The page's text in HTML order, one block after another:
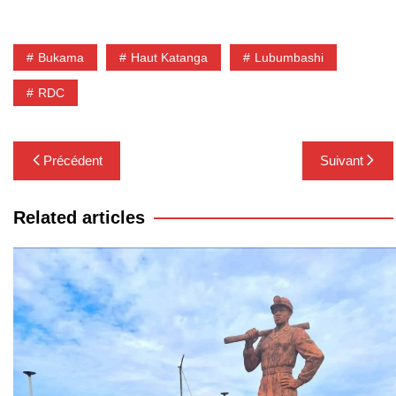
Bukama Haut Katanga Lubumbashi
RDC
Navigation
de
l’article
Précédent Suivant
Related articles